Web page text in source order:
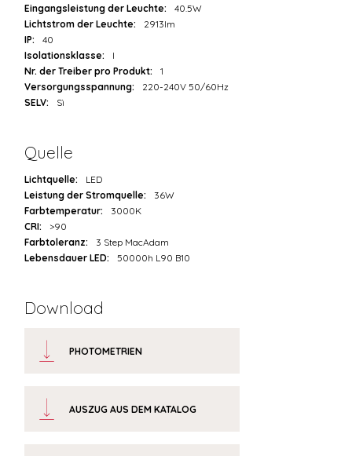
Eingangsleistung der Leuchte:
40.5W
Lichtstrom der Leuchte:
2913lm
IP:
40
Isolationsklasse:
I
Nr. der Treiber pro Produkt:
1
Versorgungsspannung:
220-240V 50/60Hz
SELV:
Sì
Quelle
Lichtquelle:
LED
Leistung der Stromquelle:
36W
Farbtemperatur:
3000K
CRI:
>90
Farbtoleranz:
3 Step MacAdam
Lebensdauer LED:
50000h L90 B10
Download
PHOTOMETRIEN
AUSZUG AUS DEM KATALOG